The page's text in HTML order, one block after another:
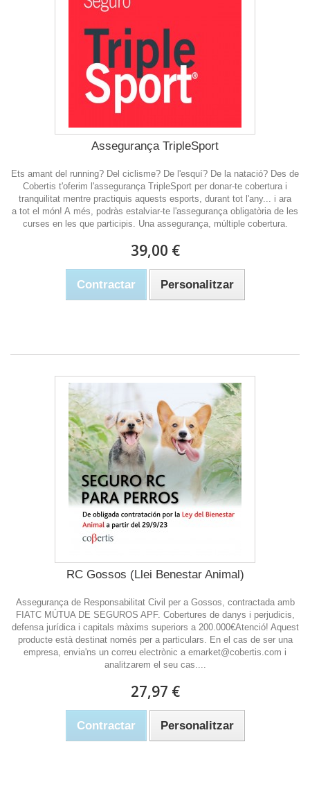
Assegurança TripleSport
Ets amant del running? Del ciclisme? De l'esquí? De la natació? Des de
Cobertis t'oferim l'assegurança TripleSport per donar-te cobertura i
tranquilitat mentre practiquis aquests esports, durant tot l'any... i ara
a tot el món! A més, podràs estalviar-te l'assegurança obligatòria de les
curses en les que participis. Una assegurança, múltiple cobertura.
39,00 €
Contractar Personalitzar
RC Gossos (Llei Benestar Animal)
Assegurança de Responsabilitat Civil per a Gossos, contractada amb
FIATC MÚTUA DE SEGUROS APF. Cobertures de danys i perjudicis,
defensa jurídica i capitals màxims superiors a 200.000€Atenció! Aquest
producte està destinat només per a particulars. En el cas de ser una
empresa, envia'ns un correu electrònic a emarket@cobertis.com i
analitzarem el seu cas....
27,97 €
Contractar Personalitzar